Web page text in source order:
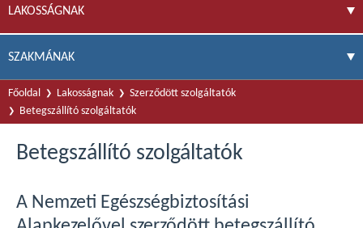
LAKOSSÁGNAK
SZAKMÁNAK
Főoldal Lakosságnak
Szerződött szolgáltatók
Betegszállító szolgáltatók
Betegszállító szolgáltatók
A Nemzeti Egészségbiztosítási